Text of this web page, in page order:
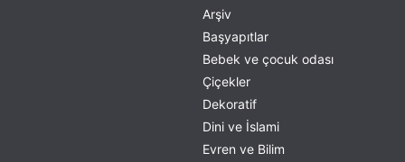
Arşiv
Başyapıtlar
Bebek ve çocuk odası
Çiçekler
Dekoratif
Dini ve İslami
Evren ve Bilim